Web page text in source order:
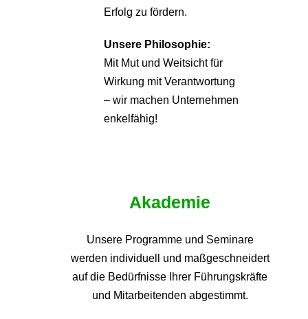
Erfolg zu fördern.
Unsere Philosophie:
Mit Mut und Weitsicht für
Wirkung mit Verantwortung
– wir machen Unternehmen
enkelfähig!
Akademie
Unsere Programme und Seminare
werden individuell und maßgeschneidert
auf die Bedürfnisse Ihrer Führungskräfte
und Mitarbeitenden abgestimmt.